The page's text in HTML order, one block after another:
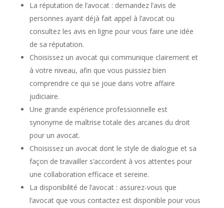
La réputation de l’avocat : demandez l’avis de
personnes ayant déjà fait appel à l’avocat ou
consultez les avis en ligne pour vous faire une idée
de sa réputation.
Choisissez un avocat qui communique clairement et
à votre niveau, afin que vous puissiez bien
comprendre ce qui se joue dans votre affaire
judiciaire.
Une grande expérience professionnelle est
synonyme de maîtrise totale des arcanes du droit
pour un avocat.
Choisissez un avocat dont le style de dialogue et sa
façon de travailler s’accordent à vos attentes pour
une collaboration efficace et sereine.
La disponibilité de l’avocat : assurez-vous que
l’avocat que vous contactez est disponible pour vous